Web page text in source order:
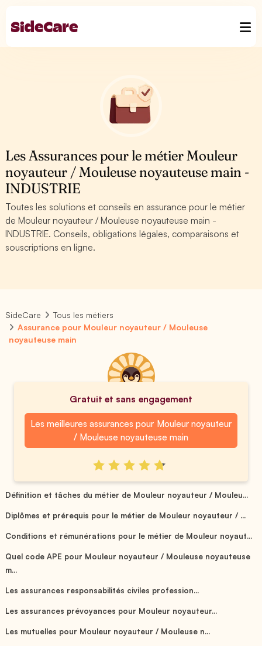
Les Assurances pour le métier Mouleur
noyauteur / Mouleuse noyauteuse main -
INDUSTRIE
Toutes les solutions et conseils en assurance pour le métier
de Mouleur noyauteur / Mouleuse noyauteuse main -
INDUSTRIE. Conseils, obligations légales, comparaisons et
souscriptions en ligne.
SideCare
Tous les métiers
Assurance pour Mouleur noyauteur / Mouleuse
noyauteuse main
Gratuit et sans engagement
Les meilleures assurances pour Mouleur noyauteur
/ Mouleuse noyauteuse main
Définition et tâches du métier de Mouleur noyauteur / Mouleu...
Diplômes et prérequis pour le métier de Mouleur noyauteur / ...
Conditions et rémunérations pour le métier de Mouleur noyaut...
Quel code APE pour Mouleur noyauteur / Mouleuse noyauteuse
m...
Les assurances responsabilités civiles profession...
Les assurances prévoyances pour Mouleur noyauteur...
Les mutuelles pour Mouleur noyauteur / Mouleuse n...